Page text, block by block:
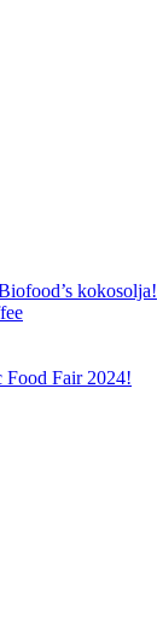
kokosolja!
Food Fair 2024!